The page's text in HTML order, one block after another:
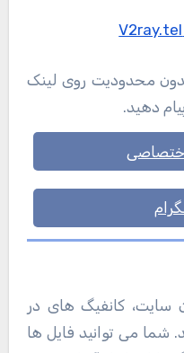
محدودیت روی لینک
دهید.
سایت، کانفیگ های در
شما می توانید فایل ها